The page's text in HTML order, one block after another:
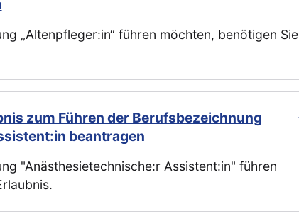
„Altenpfleger:in“ führen möchten, benötigen Sie
zum Führen der Berufsbezeichnung
beantragen
"Anästhesietechnische:r Assistent:in" führen